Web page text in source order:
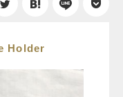
Holder